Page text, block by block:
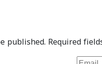
published. Required